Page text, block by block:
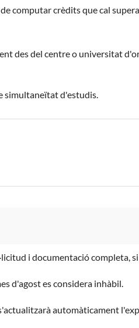
computar crèdits que cal
des del centre o universitat
simultaneïtat d'estudis.
i documentació completa, si
d'agost es considera inhàbil.
automàticament